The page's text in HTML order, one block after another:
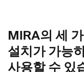
MIRA의 세
설치가 가능
사용할 수 있